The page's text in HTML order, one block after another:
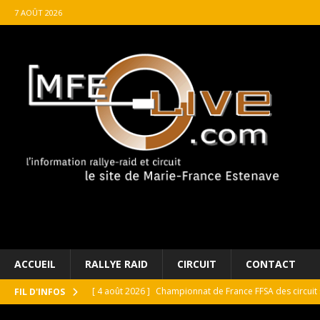
7 AOÛT 2026
ACCUEIL RALLYE RAID CIRCUIT CONTACT
FIL D'INFOS [ 4 août 2026 ] Championnat de France FFSA des